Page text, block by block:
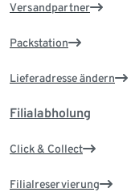
Versandpartner
Packstation
Lieferadresse ändern
Filialabholung
Click & Collect
Filialreservierung